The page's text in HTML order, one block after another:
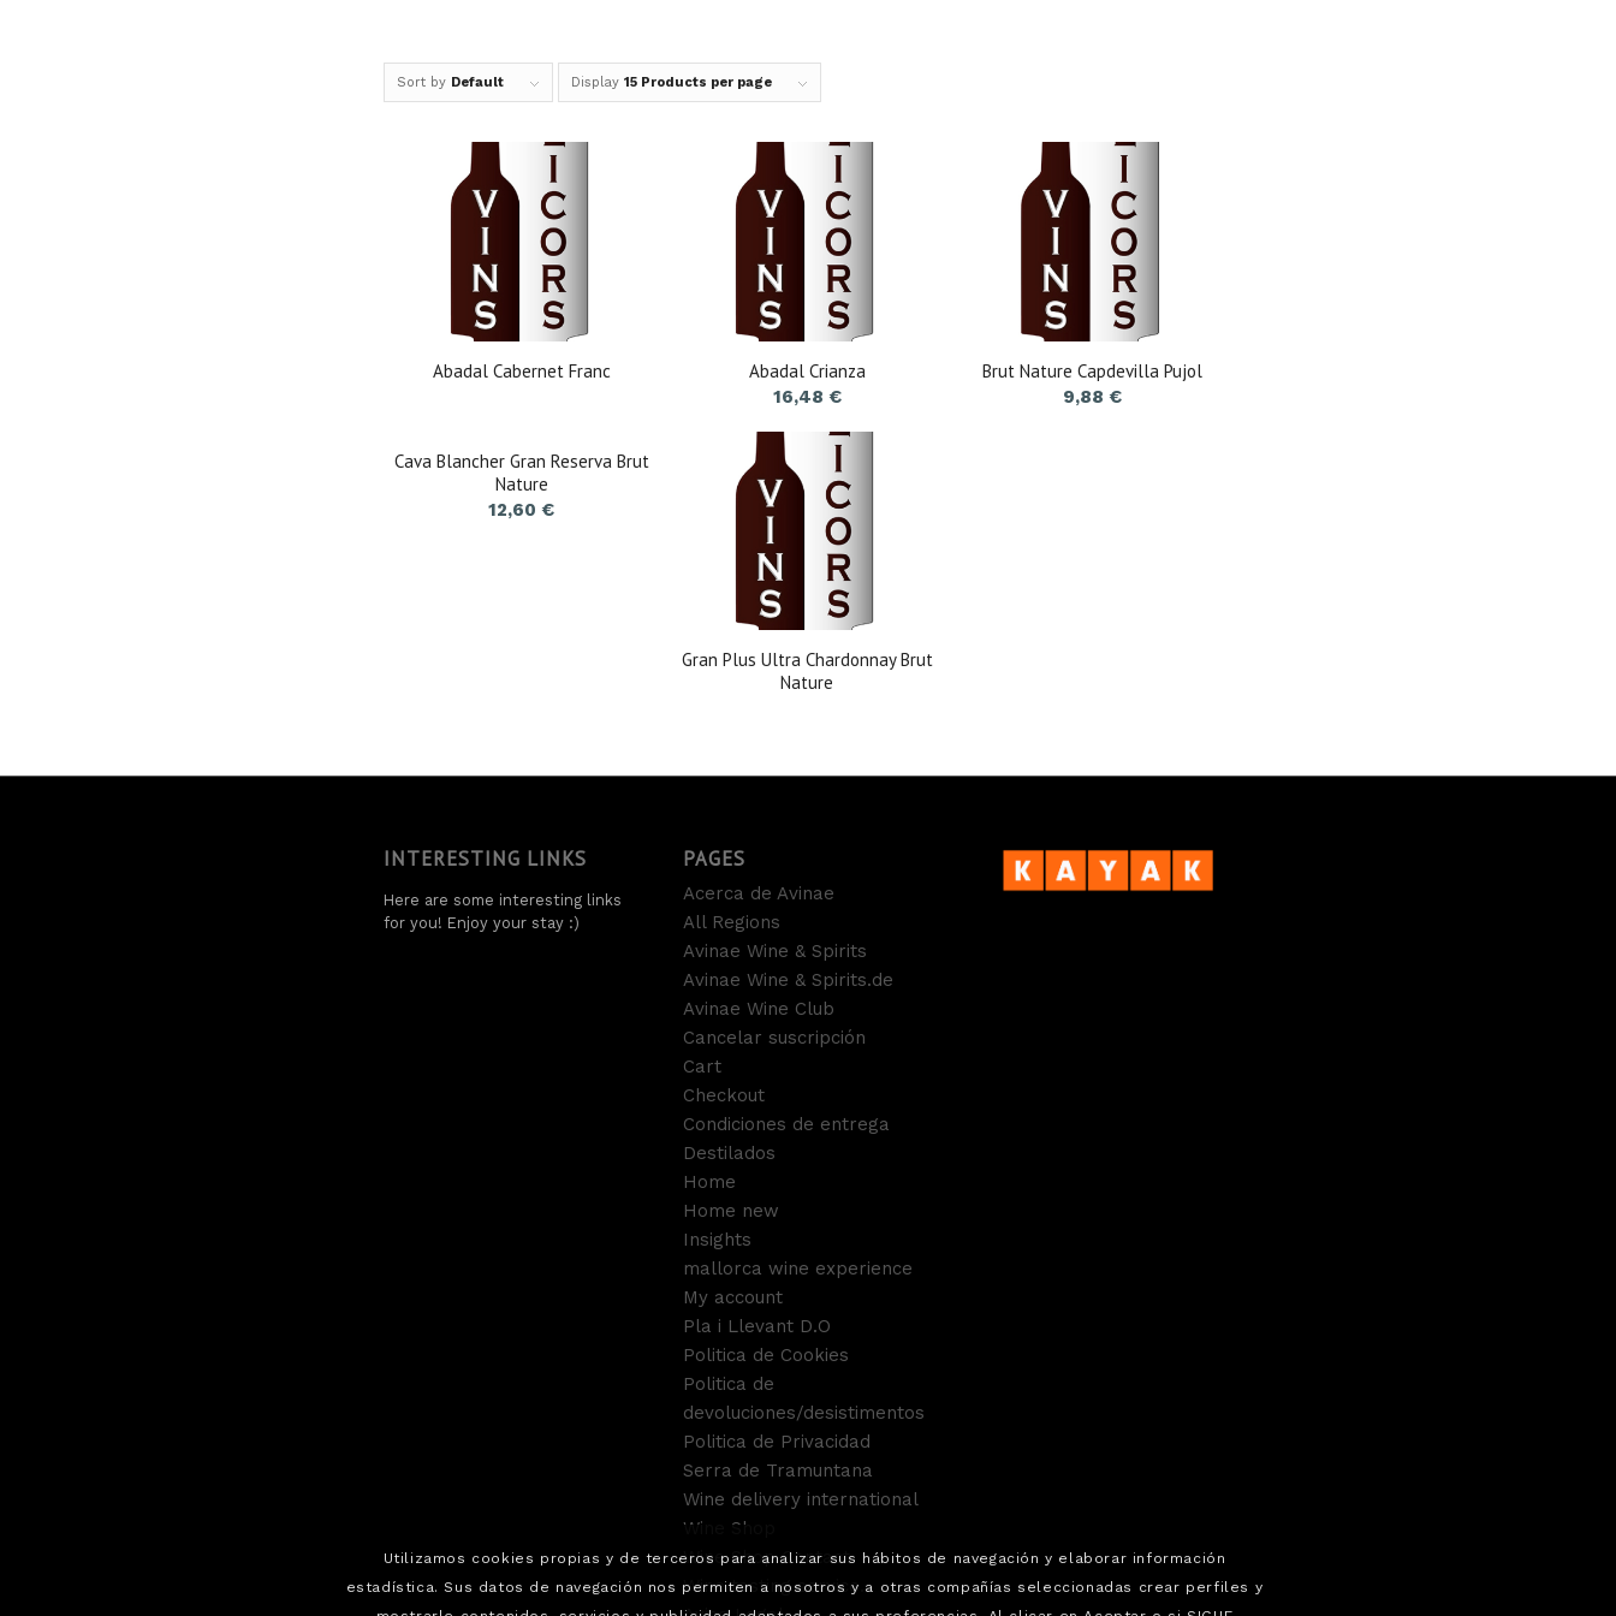
Sort by Default Display 15 Products per page
Abadal Cabernet Franc Abadal Crianza
16,48 €
Brut Nature Capdevilla Pujol
9,88€
Cava Blancher Gran Reserva Brut
Nature
12,60€
Gran Plus Ultra Chardonnay Brut
Nature
INTERESTING LINKS
Here are some interesting links
for you! Enjoy your stay :)
PAGES
Acerca de Avinae
All Regions
Avinae Wine & Spirits
Avinae Wine & Spirits.de
Avinae Wine Club
Cancelar suscripción
Cart
Checkout
Condiciones de entrega
Destilados
Home
Home new
Insights
mallorca wine experience
My account
Pla i Llevant D.O
Politica de Cookies
Politica de
devoluciones/desistimentos
Politica de Privacidad
Serra de Tramuntana
Wine delivery international
Wine Shop
Wine Shop Contact
Wine tasting service.
Utilizamos cookies propias y de terceros para analizar sus hábitos de navegación y elaborar información
estadística. Sus datos de navegación nos permiten a nosotros y a otras compañías seleccionadas crear perfiles y